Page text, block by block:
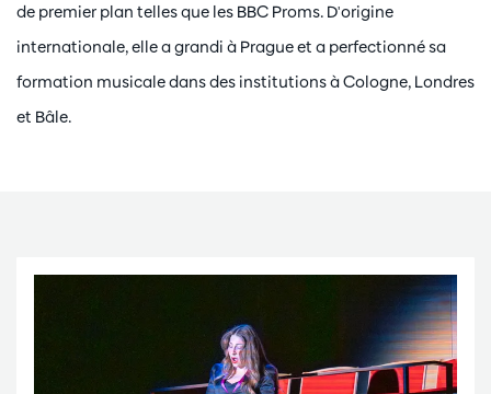
de premier plan telles que les BBC Proms. D'origine
internationale, elle a grandi à Prague et a perfectionné sa
formation musicale dans des institutions à Cologne, Londres
et Bâle.